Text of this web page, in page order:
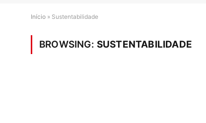
Início » Sustentabilidade
BROWSING: SUSTENTABILIDADE